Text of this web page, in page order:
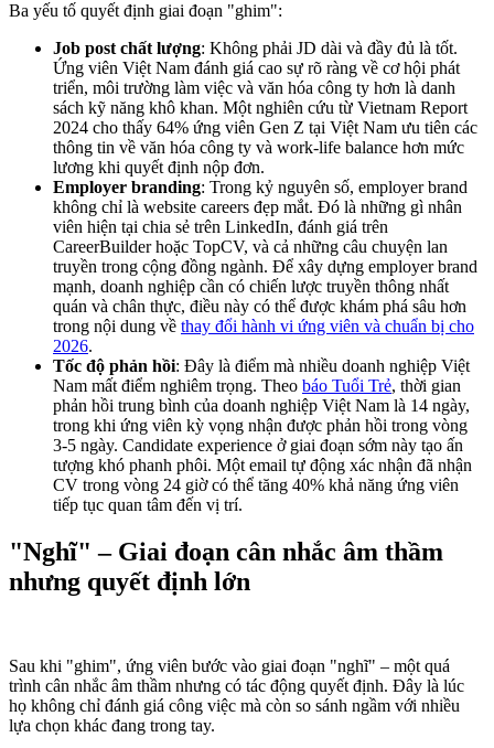
Ba yếu tố quyết định giai đoạn "ghim":
Job post chất lượng: Không phải JD dài và đầy đủ là tốt.
Ứng viên Việt Nam đánh giá cao sự rõ ràng về cơ hội phát
triển, môi trường làm việc và văn hóa công ty hơn là danh
sách kỹ năng khô khan. Một nghiên cứu từ Vietnam Report
2024 cho thấy 64% ứng viên Gen Z tại Việt Nam ưu tiên các
thông tin về văn hóa công ty và work-life balance hơn mức
lương khi quyết định nộp đơn.
Employer branding: Trong kỷ nguyên số, employer brand
không chỉ là website careers đẹp mắt. Đó là những gì nhân
viên hiện tại chia sẻ trên LinkedIn, đánh giá trên
CareerBuilder hoặc TopCV, và cả những câu chuyện lan
truyền trong cộng đồng ngành. Để xây dựng employer brand
mạnh, doanh nghiệp cần có chiến lược truyền thông nhất
quán và chân thực, điều này có thể được khám phá sâu hơn
trong nội dung về thay đổi hành vi ứng viên và chuẩn bị cho
2026.
Tốc độ phản hồi: Đây là điểm mà nhiều doanh nghiệp Việt
Nam mất điểm nghiêm trọng. Theo báo Tuổi Trẻ, thời gian
phản hồi trung bình của doanh nghiệp Việt Nam là 14 ngày,
trong khi ứng viên kỳ vọng nhận được phản hồi trong vòng
3-5 ngày. Candidate experience ở giai đoạn sớm này tạo ấn
tượng khó phanh phôi. Một email tự động xác nhận đã nhận
CV trong vòng 24 giờ có thể tăng 40% khả năng ứng viên
tiếp tục quan tâm đến vị trí.
"Nghĩ" – Giai đoạn cân nhắc âm thầm
nhưng quyết định lớn
Sau khi "ghim", ứng viên bước vào giai đoạn "nghĩ" – một quá
trình cân nhắc âm thầm nhưng có tác động quyết định. Đây là lúc
họ không chỉ đánh giá công việc mà còn so sánh ngầm với nhiều
lựa chọn khác đang trong tay.